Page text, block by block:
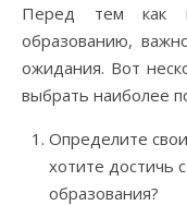
Перед тем как
образованию,
ожидания. Вот
выбрать наиболее
Определите
хотите достичь
образования?